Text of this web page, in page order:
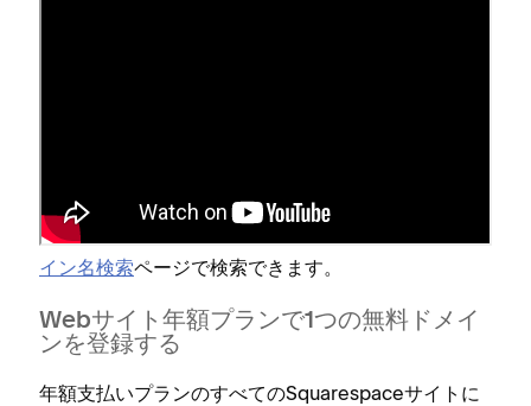
ンの価格は⁠、ドメインのト⁠ップレベル ドメイン
(⁠TLD⁠)
イン名検索ペ⁠ージで検索できます⁠。
Webサイト年額プランで1つの無料ドメイ
ンを登録する
年額支払いプランのすべてのSquarespaceサイトに